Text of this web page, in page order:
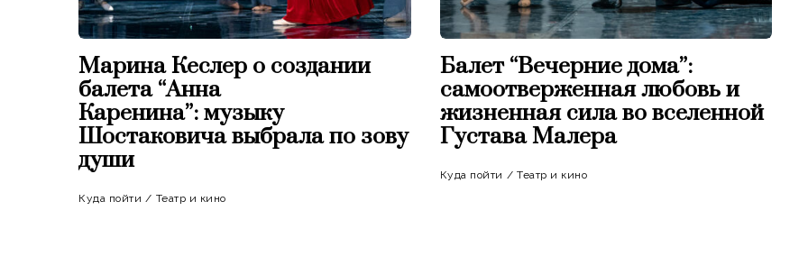
Марина Кеслер о создании
балета “Анна
Каренина”: музыку
Шостаковича выбрала по зову
души
Куда пойти / Театр и кино
Балет “Вечерние дома”:
самоотверженная любовь и
жизненная сила во вселенной
Густава Малера
Куда пойти / Театр и кино